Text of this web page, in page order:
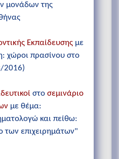
μονάδων της
Εκπαίδευσης με
χώροι πρασίνου στο
2016)
στο σεμινάριο
με θέμα:
και πείθω:
των επιχειρημάτων"